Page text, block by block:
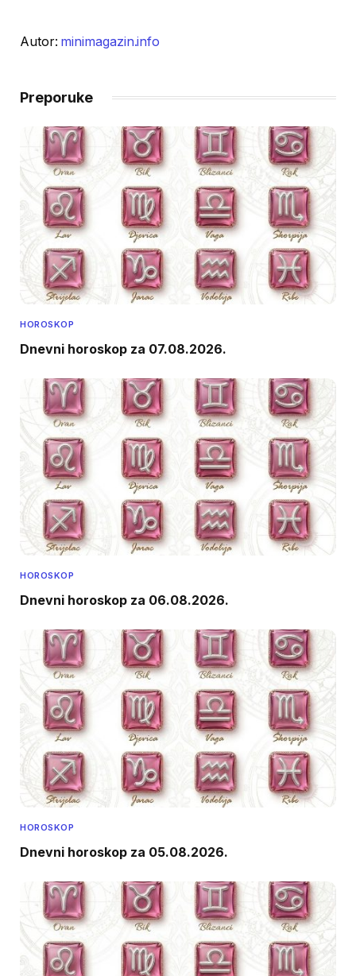
Autor: minimagazin.info
Preporuke
HOROSKOP
Dnevni horoskop za 07.08.2026.
HOROSKOP
Dnevni horoskop za 06.08.2026.
HOROSKOP
Dnevni horoskop za 05.08.2026.